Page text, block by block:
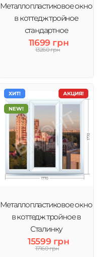
Металлопластиковое окно
в коттедж тройное
стандартное
11699 грн
13260 грн
АКЦИЯ!
ХИТ!
NEW!
Металлопластиковое окно
в коттедж тройное в
Сталинку
15599 грн
17160 грн